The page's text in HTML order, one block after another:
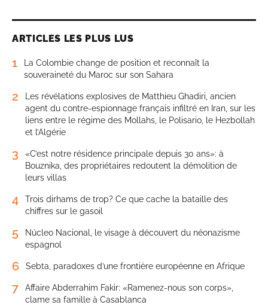
ARTICLES LES PLUS LUS
1
La Colombie change de position et reconnaît la
souveraineté du Maroc sur son Sahara
2
Les révélations explosives de Matthieu Ghadiri, ancien
agent du contre-espionnage français infiltré en Iran, sur les
liens entre le régime des Mollahs, le Polisario, le Hezbollah
et l’Algérie
3
«C’est notre résidence principale depuis 30 ans»: à
Bouznika, des propriétaires redoutent la démolition de
leurs villas
4
Trois dirhams de trop? Ce que cache la bataille des
chiffres sur le gasoil
5
Núcleo Nacional, le visage à découvert du néonazisme
espagnol
6 Sebta, paradoxes d’une frontière européenne en Afrique
7
Affaire Abderrahim Fakir: «Ramenez-nous son corps»,
clame sa famille à Casablanca